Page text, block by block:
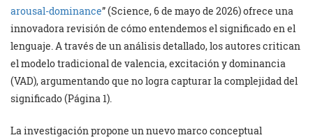
arousal-dominance” (Science, 6 de mayo de 2026) ofrece una
innovadora revisión de cómo entendemos el significado en el
lenguaje. A través de un análisis detallado, los autores critican
el modelo tradicional de valencia, excitación y dominancia
(VAD), argumentando que no logra capturar la complejidad del
significado (Página 1).
La investigación propone un nuevo marco conceptual